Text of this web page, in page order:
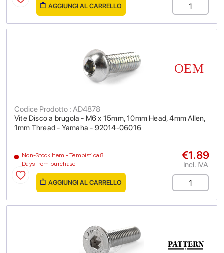
AGGIUNGI AL CARRELLO
Vite Disco a brugola - M6 x 15mm, 10mm Head, 4mm Allen,
1mm Thread - Yamaha - 92014-06016
Codice Prodotto : AD4878
Non-Stock Item - Tempistica 8
Days from purchase
€1.89
Incl. IVA
AGGIUNGI AL CARRELLO